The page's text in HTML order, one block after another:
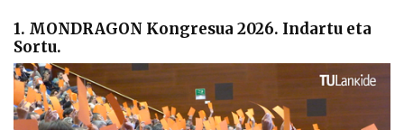
1. MONDRAGON Kongresua 2026. Indartu eta
Sortu.